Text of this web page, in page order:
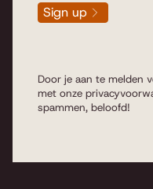
Sign up
Door je aan te melden
met onze
spammen, beloofd!